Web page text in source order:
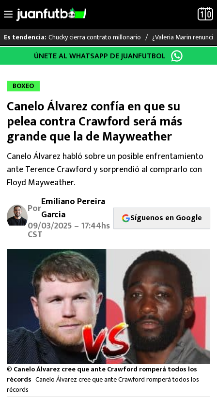
al
Es tendencia: Chucky cierra contrato millonario ¿Valeria Marin
LO ÚLTIMO
LIGA MX
RAYADOS
PUMAS
ATLANTE
SELECCIÓN MEXICANA
FUTBOL INTERNACIONAL
MEXICANOS EN EL EXTRANJERO
FUTBOL ESTUFA
FÓRMULA 1
BOXEO
LIGA MX
NFL
ÚNETE AL WHATSAPP DE JUANFUTBOL
BOXEO
Canelo Álvarez confía en que su
pelea contra Crawford será más
grande que la de Mayweather
Canelo Álvarez habló sobre un posible enfrentamiento
ante Terence Crawford y sorprendió al comprarlo con
Floyd Mayweather.
PorEmiliano Pereira
Garcia
09/03/2025 – 17:44hs
CST
Síguenos en Google
© Canelo Álvarez cree que ante Crawford romperá todos los
récords Canelo Álvarez cree que ante Crawford romperá todos los
récords